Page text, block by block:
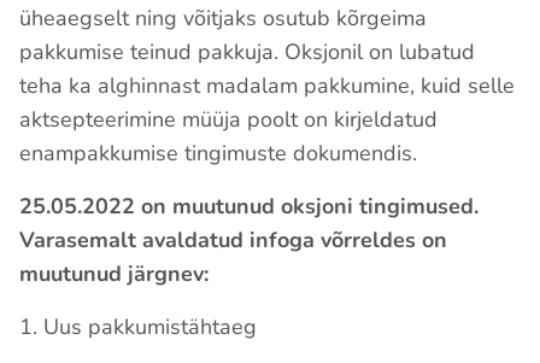
üheaegselt ning võitjaks osutub kõrgeima
pakkumise teinud pakkuja. Oksjonil on lubatud
teha ka alghinnast madalam pakkumine, kuid selle
aktsepteerimine müüja poolt on kirjeldatud
enampakkumise tingimuste dokumendis.
25.05.2022 on muutunud oksjoni tingimused.
Varasemalt avaldatud infoga võrreldes on
muutunud järgnev:
1. Uus pakkumistähtaeg